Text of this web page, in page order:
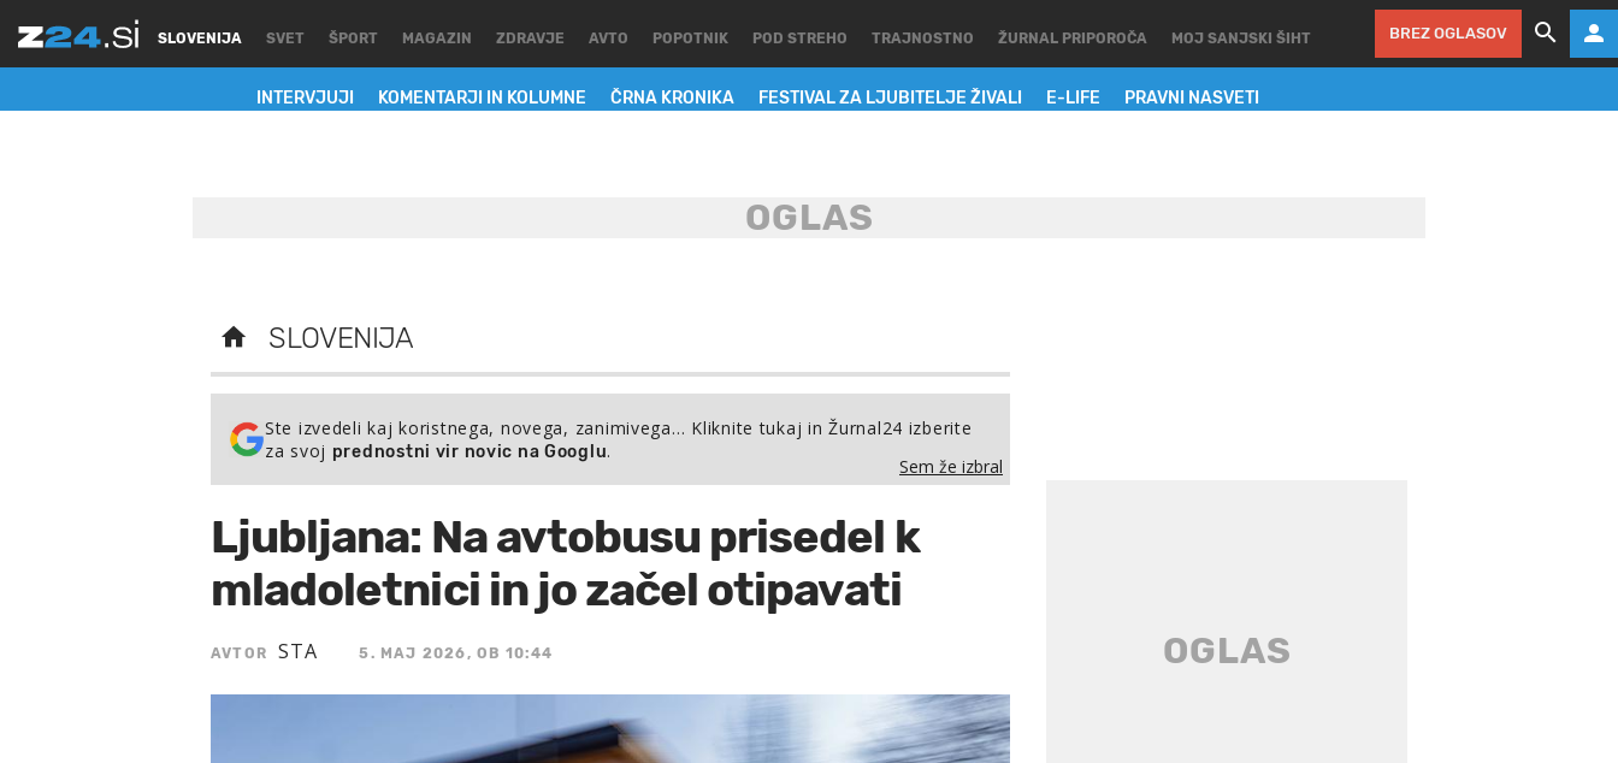
SLOVENIJA
INTERVJUJI KOMENTARJI IN KOLUMNE ČRNA KRONIKA FESTIVAL ZA LJUBITELJE ŽIVALI E-LIFE PRAVNI NASVETI
SVET ŠPORT MAGAZIN ZDRAVJE AVTO POPOTNIK POD STREHO TRAJNOSTNO ŽURNAL PRIPOROČA MOJ SANJSKI ŠIHT BREZ OGLASOV
SLOVENIJA
Ste izvedeli kaj koristnega, novega, zanimivega… Kliknite tukaj in Žurnal24 izberite
za svoj prednostni vir novic na Googlu.
Sem že izbral
Ljubljana: Na avtobusu prisedel k
mladoletnici in jo začel otipavati
AVTOR STA 5. MAJ 2026, OB 10:44